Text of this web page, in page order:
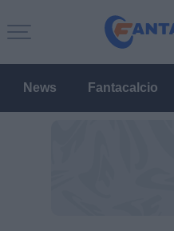
News Fantacalcio